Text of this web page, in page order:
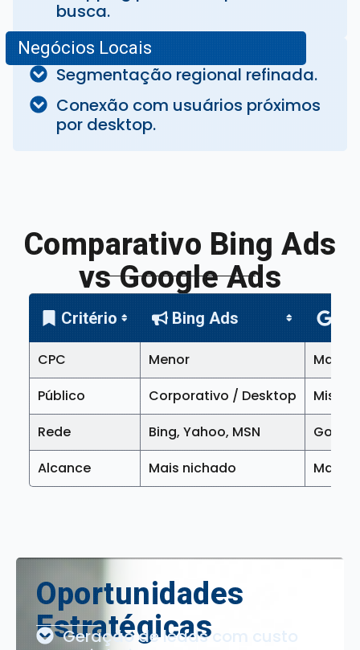
busca.
Negócios Locais
Segmentação regional refinada.
Conexão com usuários próximos
por desktop.
Comparativo Bing Ads
vs Google Ads
Critério Bing Ads
CPC Menor
Maior
Público
Corporativo / Desktop
Misto
Rede
Bing, Yahoo, MSN
Alcance
Mais nichado Mais
Oportunidades
Estratégicas
Geração de leads com custo